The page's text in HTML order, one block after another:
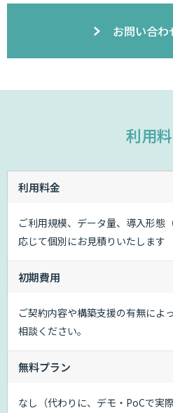
お問い合わ
利用
利用料金
ご利用規模、データ量、導入形態
応じて個別にお見積りいたします
初期費用
ご契約内容や構築支援の有無によ
相談ください。
無料プラン
なし（代わりに、デモ・PoCで実